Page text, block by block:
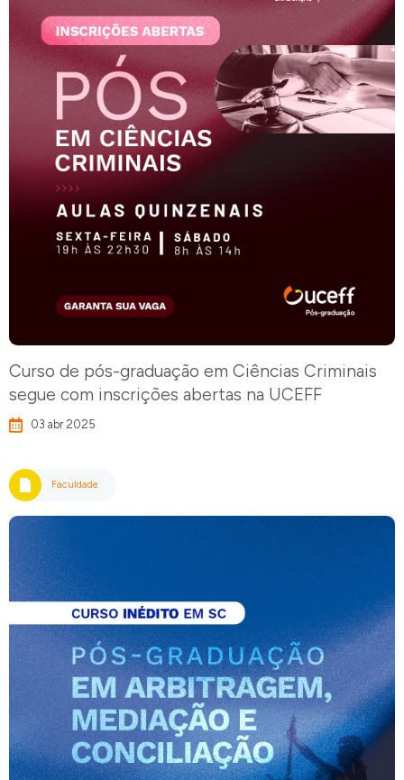
Curso de pós-graduação em Ciências Criminais
segue com inscrições abertas na UCEFF
03 abr 2025
Faculdade